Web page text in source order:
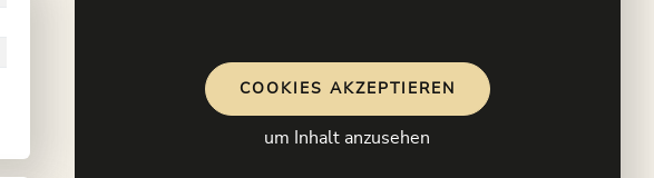
COOKIES AKZEPTIEREN
um Inhalt anzusehen